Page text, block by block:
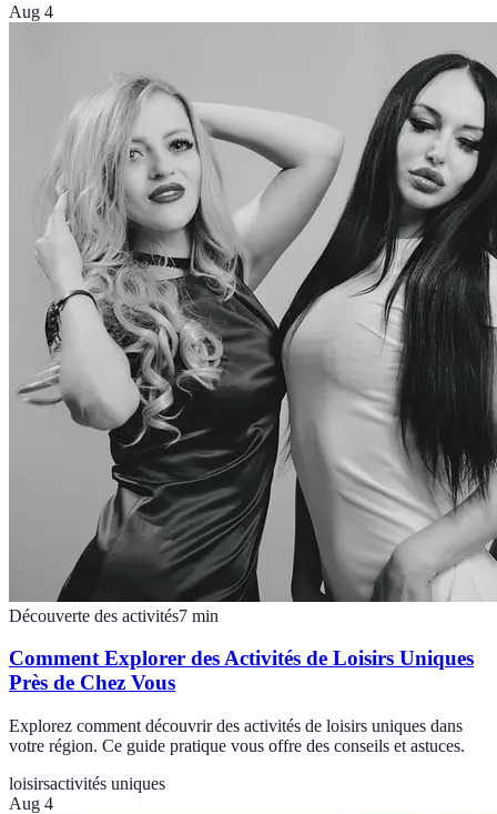
Aug 4
Découverte des activités7 min
Comment Explorer des Activités de Loisirs Uniques
Près de Chez Vous
Explorez comment découvrir des activités de loisirs uniques dans
votre région. Ce guide pratique vous offre des conseils et astuces.
loisirsactivités uniques
Aug 4